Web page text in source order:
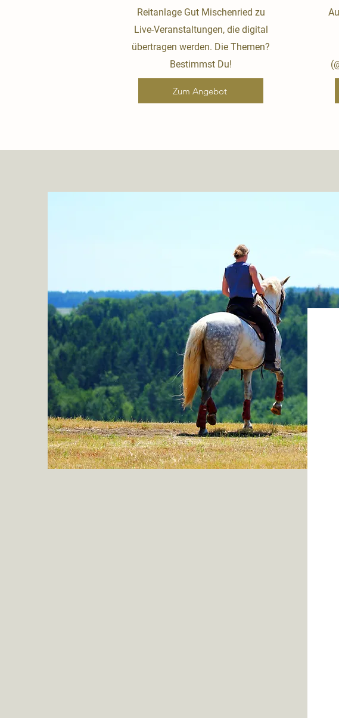
Reitanlage Gut Mischenried zu
Live-Veranstaltungen, die digital
übertragen werden. Die Themen?
Bestimmst Du!
Zum Angebot